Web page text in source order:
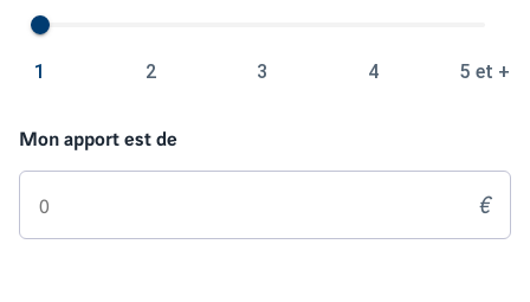
1 2 3 4 5 et +
Mon apport est de
€